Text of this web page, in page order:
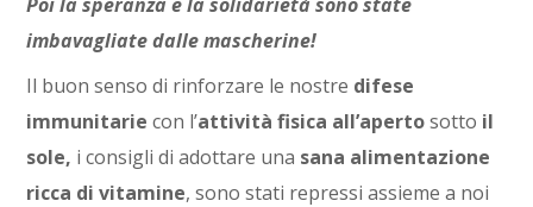
imbavagliate dalle mascherine!
Il buon senso di rinforzare le nostre difese
immunitarie con l’attività fisica all’apertosotto il
sole, i consigli di adottare una sana alimentazione
ricca di vitamine, sono stati repressi assieme a noi